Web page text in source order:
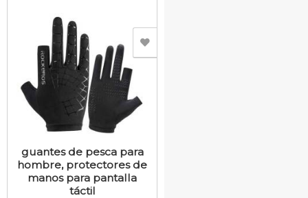
guantes de pesca para
hombre, protectores de
manos para pantalla
táctil